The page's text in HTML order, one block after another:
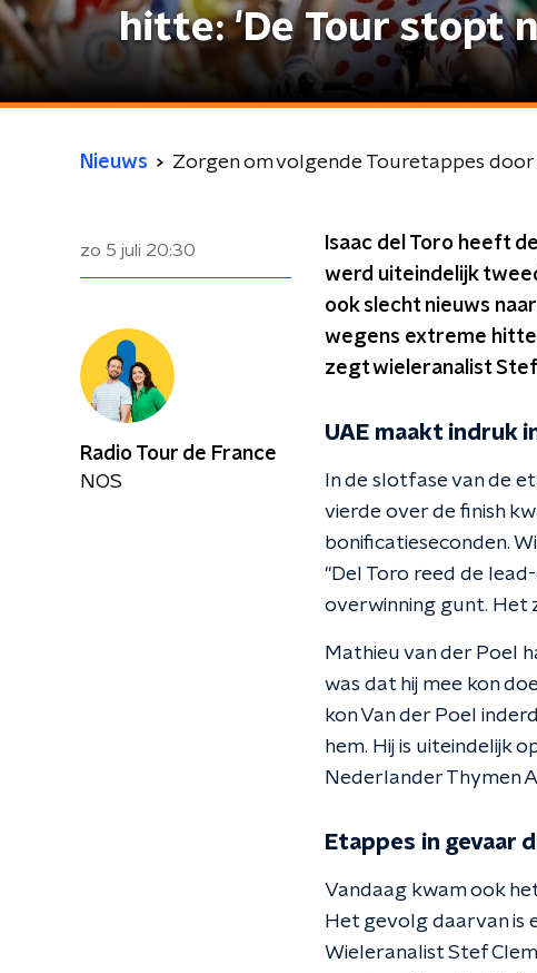
hitte: 'De Tour stopt
Nieuws Zorgen om volgende Touretappes
zo 5 juli 20:30
Isaac del Toro heeft
werd uiteindelijk
ook slecht nieuws
wegens extreme hitte
zegt wieleranalist
UAE maakt indruk
In de slotfase van de
vierde over de finish
bonificatieseconden.
"Del Toro reed de
overwinning gunt. Het
Mathieu van der Poel
was dat hij mee kon
kon Van der Poel
hem. Hij is uiteindelijk
Nederlander Thymen
Etappes in gevaar
Vandaag kwam ook
Het gevolg daarvan is
Wieleranalist Stef
Radio Tour de France
NOS